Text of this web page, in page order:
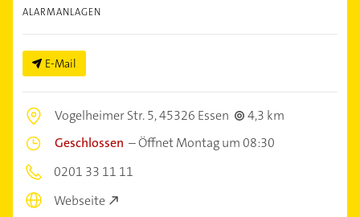
ALARMANLAGEN
E-Mail
Vogelheimer Str. 5,45326 Essen
4,3 km
Geschlossen –Öffnet Montag um 08:30
0201 33 11 11
Webseite